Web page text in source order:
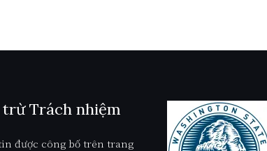
Trách nhiệm
được công bố trên trang